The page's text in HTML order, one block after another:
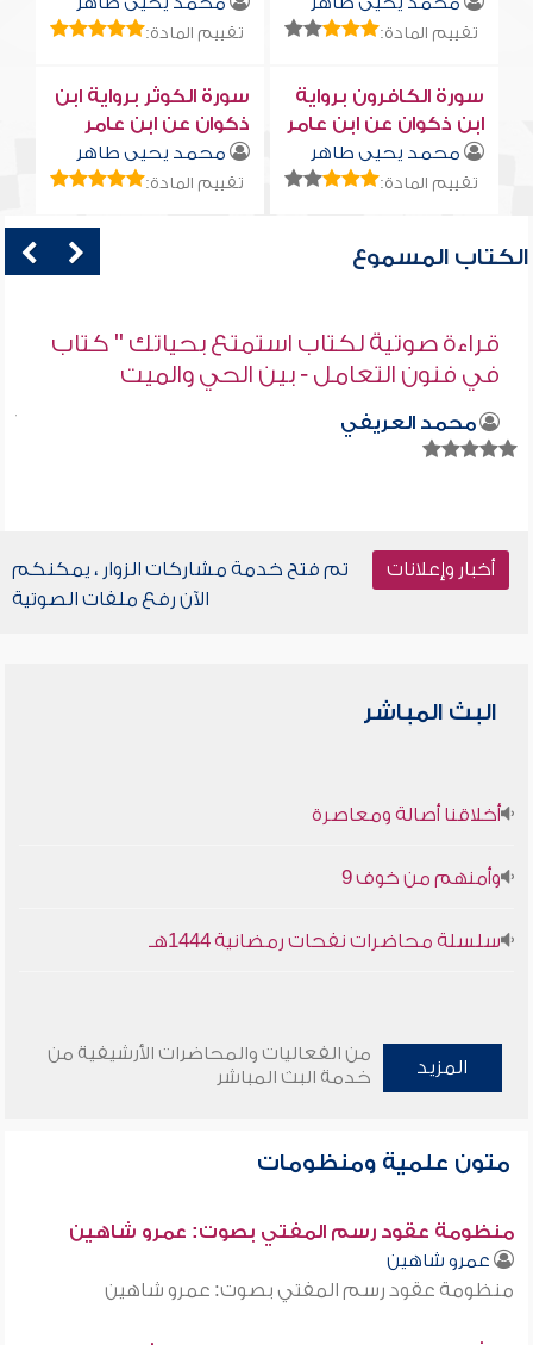
تقييم المادة: تقييم المادة:
سورة الكافرون برواية
ابن ذكوان عن ابن عامر
محمد يحيى طاهر
تقييم المادة:
سورة الكوثر برواية ابن
ذكوان عن ابن عامر
محمد يحيى طاهر
تقييم المادة:
الكتاب المسموع
قراءة صوتية لكتاب استمتع بحياتك " كتاب
في فنون التعامل - بين الحي والميت
محمد العريفي
أخبار وإعلانات
تم فتح خدمة مشاركات الزوار ، يمكنكم
الآن رفع ملفات الصوتية
البث المباشر
أخلاقنا أصالة ومعاصرة
وأمنهم من خوف 9
سلسلة محاضرات نفحات رمضانية 1444هـ
المزيد
من الفعاليات والمحاضرات الأرشيفية من
خدمة البث المباشر
متون علمية ومنظومات
منظومة عقود رسم المفتي بصوت: عمرو شاهين
عمرو شاهين
منظومة عقود رسم المفتي بصوت: عمرو شاهين